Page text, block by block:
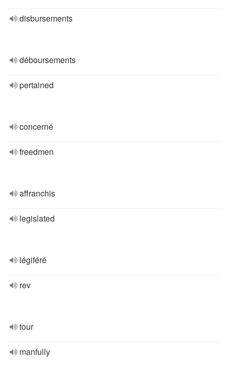
disbursements
déboursements
pertained
concerné
freedmen
affranchis
legislated
légiféré
rev
tour
manfully